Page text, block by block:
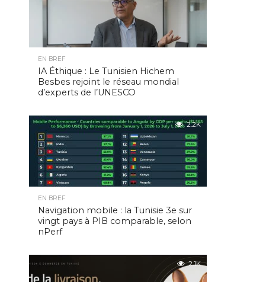
EN BREF
IA Éthique : Le Tunisien Hichem
Besbes rejoint le réseau mondial
d’experts de l’UNESCO
2.2K
EN BREF
Navigation mobile : la Tunisie 3e sur
vingt pays à PIB comparable, selon
nPerf
2.1K